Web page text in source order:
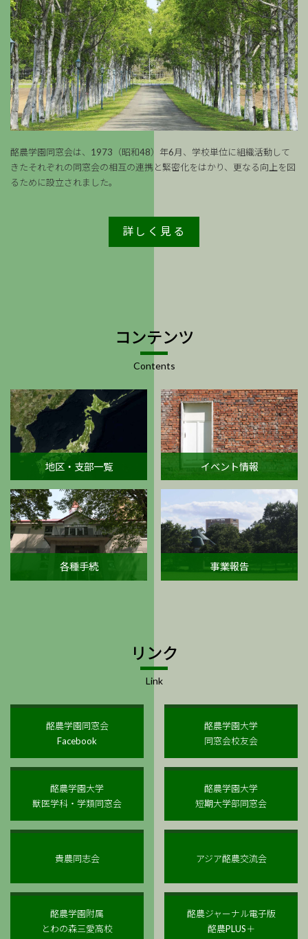
酪農学園同窓会は、1973（昭和48）年6月、学校単位に組織活動して
きたそれぞれの同窓会の相互の連携と緊密化をはかり、更なる向上を図
るために設立されました。
詳しく見る
コンテンツ
Contents
地区・支部一覧 イベント情報
各種手続 事業報告
リンク
Link
酪農学園同窓会
Facebook
酪農学園大学
同窓会校友会
酪農学園⼤学
獣医学科・学類同窓会
酪農学園⼤学
短期⼤学部同窓会
貴農同志会 アジア酪農交流会
酪農学園附属
とわの森三愛⾼校
酪農ジャーナル電⼦版
酪農PLUS＋